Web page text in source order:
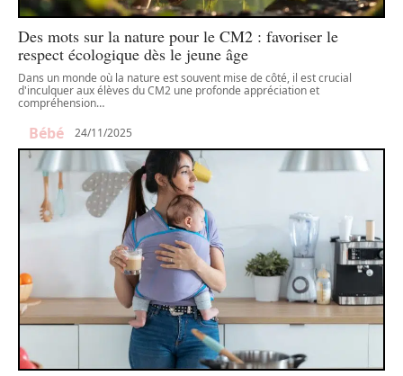
Des mots sur la nature pour le CM2 : favoriser le
respect écologique dès le jeune âge
Dans un monde où la nature est souvent mise de côté, il est crucial
d'inculquer aux élèves du CM2 une profonde appréciation et
compréhension…
Bébé 24/11/2025